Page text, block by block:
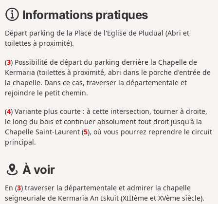
Informations pratiques
Départ parking de la Place de l'Eglise de Pludual (Abri et
toilettes à proximité).
(3) Possibilité de départ du parking derrière la Chapelle de
Kermaria (toilettes à proximité, abri dans le porche d'entrée de
la chapelle. Dans ce cas, traverser la départementale et
rejoindre le petit chemin.
(4) Variante plus courte : à cette intersection, tourner à droite,
le long du bois et continuer absolument tout droit jusqu'à la
Chapelle Saint-Laurent (5), où vous pourrez reprendre le circuit
principal.
À voir
En (3) traverser la départementale et admirer la chapelle
seigneuriale de Kermaria An Iskuit (XIIIème et XVème siècle).